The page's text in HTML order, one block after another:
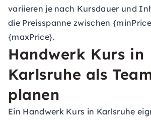
variieren je nach Kursdauer und
die Preisspanne zwischen
{maxPrice}.
Handwerk Kurs in
Karlsruhe als
planen
Ein Handwerk Kurs in Karlsruhe